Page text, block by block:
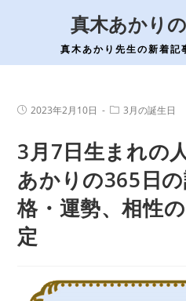
ン
真木あかり
真木あかり先生の新着記
投
開
日:
2023年2月10日
投
テ
ゴ
ー:
3月の誕生日
3月7日生まれの
あかりの365日
格・運勢、相性
定